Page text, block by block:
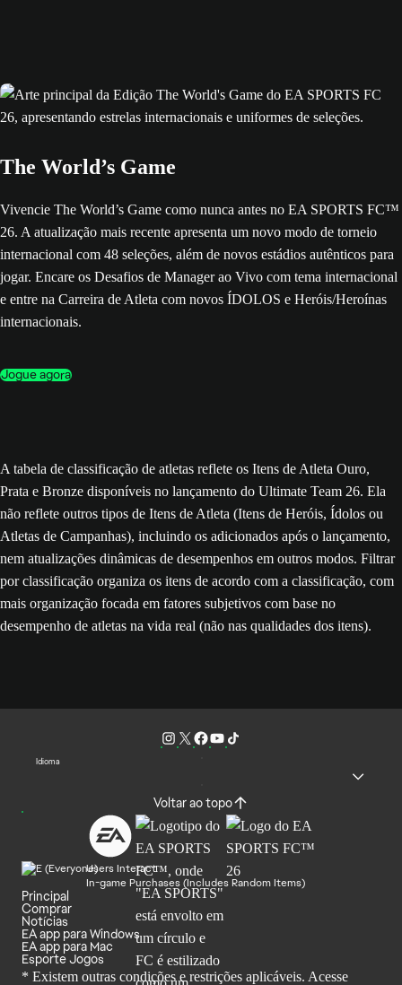
The World’s Game
Vivencie The World’s Game como nunca antes no EA SPORTS FC™
26. A atualização mais recente apresenta um novo modo de torneio
internacional com 48 seleções, além de novos estádios autênticos para
jogar. Encare os Desafios de Manager ao Vivo com tema internacional
e entre na Carreira de Atleta com novos ÍDOLOS e Heróis/Heroínas
internacionais.
Jogue agora
A tabela de classificação de atletas reflete os Itens de Atleta Ouro,
Prata e Bronze disponíveis no lançamento do Ultimate Team 26. Ela
não reflete outros tipos de Itens de Atleta (Itens de Heróis, Ídolos ou
Atletas de Campanhas), incluindo os adicionados após o lançamento,
nem atualizações dinâmicas de desempenhos em outros modos. Filtrar
por classificação organiza os itens de acordo com a classificação, com
mais organização focada em fatores subjetivos com base no
desempenho de atletas na vida real (não nas qualidades dos itens).
Idioma
Voltar ao topo
Users Interact
In-game Purchases (Includes Random Items)
Principal
Comprar
Notícias
EA app para Windows
EA app para Mac
Esporte Jogos
* Existem outras condições e restrições aplicáveis. Acesse